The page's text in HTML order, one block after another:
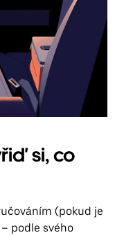
si, co
(pokud je
podle svého